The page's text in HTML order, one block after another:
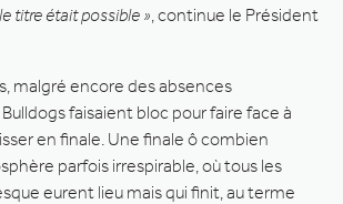
titre était possible » , continue le Président
malgré encore des absences
faisaient bloc pour faire face à
en finale. Une finale ô combien
parfois irrespirable, où tous les
eurent lieu mais qui finit, au terme